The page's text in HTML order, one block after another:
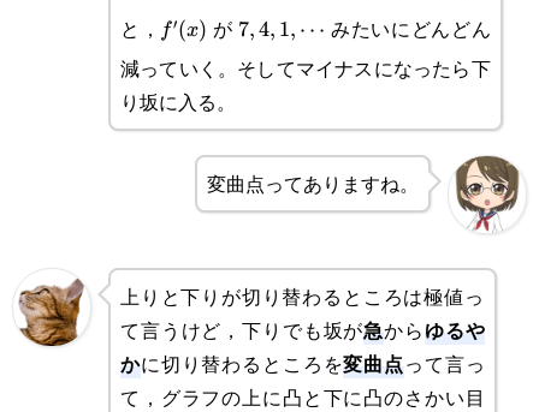
と， f'(x)
f′(x) が 7,4,1,\cdots
7, 4, 1, ⋯ みたいにどんどん
減っていく。そしてマイナスになったら下
り坂に入る。
変曲点ってありますね。
上りと下りが切り替わるところは極値っ
て言うけど，下りでも坂が急からゆるや
かに切り替わるところを変曲点って言っ
て，グラフの上に凸と下に凸のさかい目